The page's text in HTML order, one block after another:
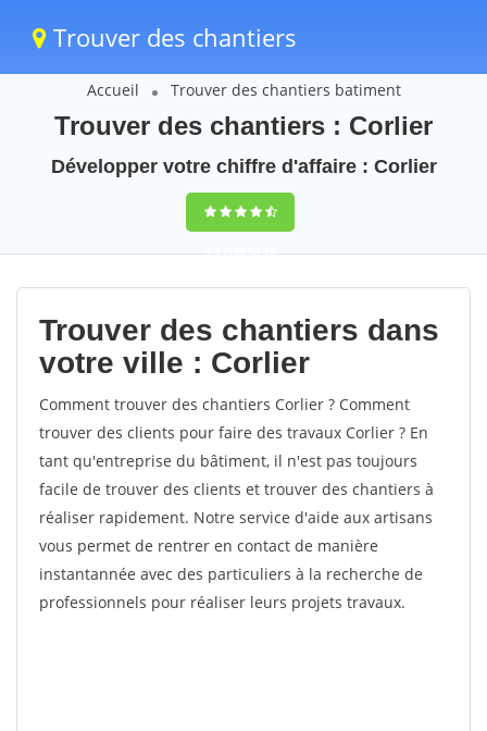
Trouver des chantiers
Accueil Trouver des chantiers batiment
Trouver des chantiers : Corlier
Développer votre chiffre d'affaire : Corlier
9,5(100%)40
votes
Trouver des chantiers dans
votre ville : Corlier
Comment trouver des chantiers Corlier ? Comment
trouver des clients pour faire des travaux Corlier ? En
tant qu'entreprise du bâtiment, il n'est pas toujours
facile de trouver des clients et trouver des chantiers à
réaliser rapidement. Notre service d'aide aux artisans
vous permet de rentrer en contact de manière
instantannée avec des particuliers à la recherche de
professionnels pour réaliser leurs projets travaux.